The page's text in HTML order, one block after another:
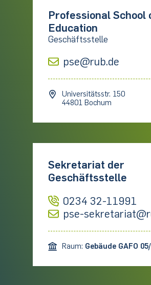
Professional School
Education
Geschäftsstelle
pse@rub.de
Universitätsstr. 150
44801 Bochum
Sekretariat der
Geschäftsstelle
0234 32-11991
pse-
Raum: Gebäude GAFO